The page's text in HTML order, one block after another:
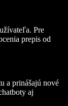
Pre
prepis od
a prinášajú nové
aj